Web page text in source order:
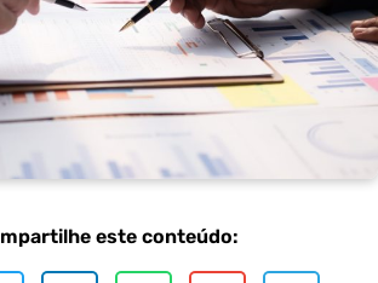
este conteúdo: